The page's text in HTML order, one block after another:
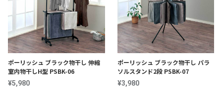
ポーリッシュ ブラック物干し 伸縮
室内物干しH型 PSBK-06
¥5,980
ポーリッシュ ブラック物干し パラ
ソルスタンド2段 PSBK-07
¥3,980